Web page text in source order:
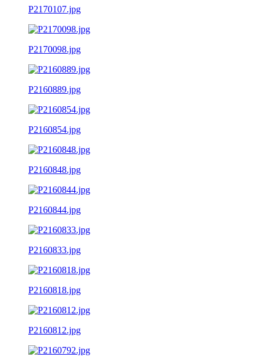
P2170107.jpg
P2170098.jpg
P2160889.jpg
P2160854.jpg
P2160848.jpg
P2160844.jpg
P2160833.jpg
P2160818.jpg
P2160812.jpg